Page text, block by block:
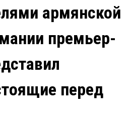
армянской
премьер-
перед